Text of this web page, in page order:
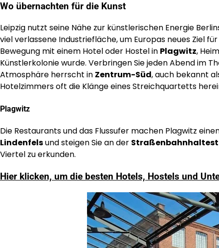
Wo übernachten für die Kunst
Leipzig nutzt seine Nähe zur künstlerischen Energie
viel verlassene Industriefläche, um Europas neues Ziel
Bewegung mit einem Hotel oder Hostel in Plagwitz,
Künstlerkolonie wurde. Verbringen Sie jeden Abend im
Atmosphäre herrscht in Zentrum-Süd, auch bekannt
Hotelzimmers oft die Klänge eines Streichquartetts
Plagwitz
Die Restaurants und das Flussufer machen Plagwitz
Lindenfelsund steigen Sie an der
Viertel zu erkunden.
Hier klicken, um die besten Hotels, Hostels und